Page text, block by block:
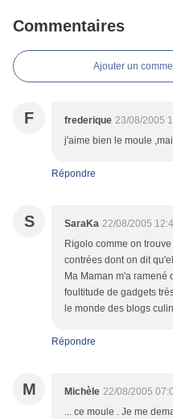
Commentaires
Ajouter un
F frederique 23/08/2005
j'aime bien le moule
Répondre
S SaraKa 22/08/2005
Rigolo comme on
contrées dont on dit
Ma Maman m'a ramené
foultitude de gadgets
le monde des blogs
Répondre
M Michèle 22/08/2005
... ce moule . Je me